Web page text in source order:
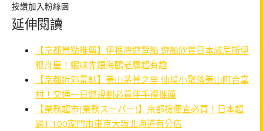
按讚加入粉絲團
延伸閱讀
【京都景點推薦】伊根灣遊覽船 遊船欣賞日本威尼斯伊
根舟屋！蝦味先餵海鷗老鷹超有趣
【京都近郊景點】美山茅葺之里 仙境小聚落美山町合掌
村！交通一日遊規劃必買伴手禮推薦
【業務超市(業務スーパー)】京都撿便宜必買！日本超
過1,100家門市東京大阪北海道有分店